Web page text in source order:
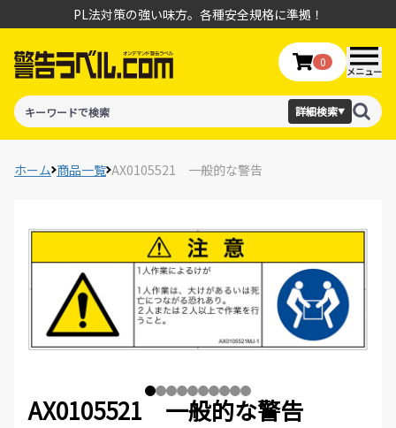
PL法対策の強い味方。各種安全規格に準拠！
詳細検索▼
0
メニュー
ホーム 商品一覧 AX0105521 一般的な警告
AX0105521 一般的な警告